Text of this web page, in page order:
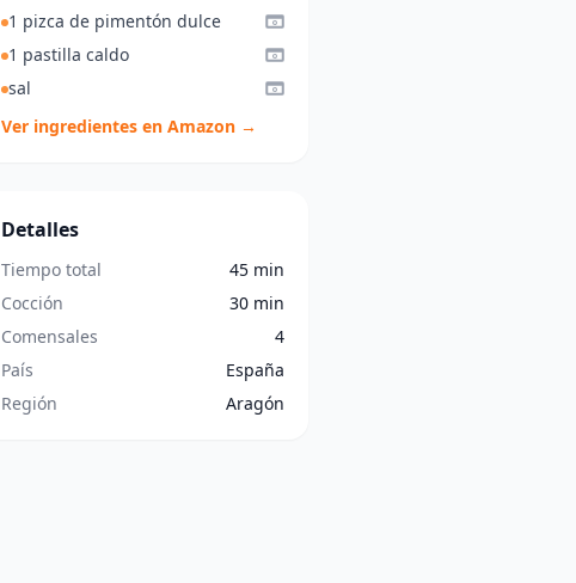
1 pizca de pimentón dulce
1 pastilla caldo
sal
Ver ingredientes en Amazon →
Detalles
Tiempo total
45 min
Cocción
30 min
Comensales
4
País
España
Región
Aragón